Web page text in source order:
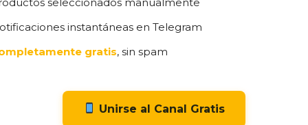
Realista)
los puntos fuertes y débiles de este nivel láser. A
basado en 7862 opiniones reales:
instantáneas en Telegram
gratis, sin spam
Unirse al Canal Gratis